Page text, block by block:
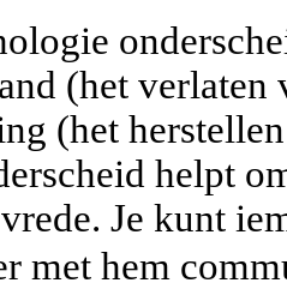
(het verlaten
(het
helpt
Je kunt
met hem